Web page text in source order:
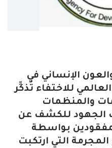
الإنساني في
للاختفاء تُذكِّر
والمنظمات
الجهود للكشف عن
بواسطة
التي ارتكبت